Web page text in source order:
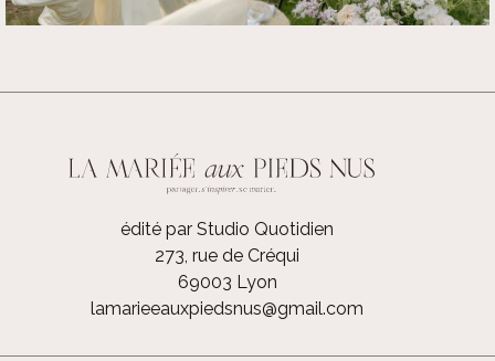
édité par Studio Quotidien
273, rue de Créqui
69003 Lyon
lamarieeauxpiedsnus@gmail.com